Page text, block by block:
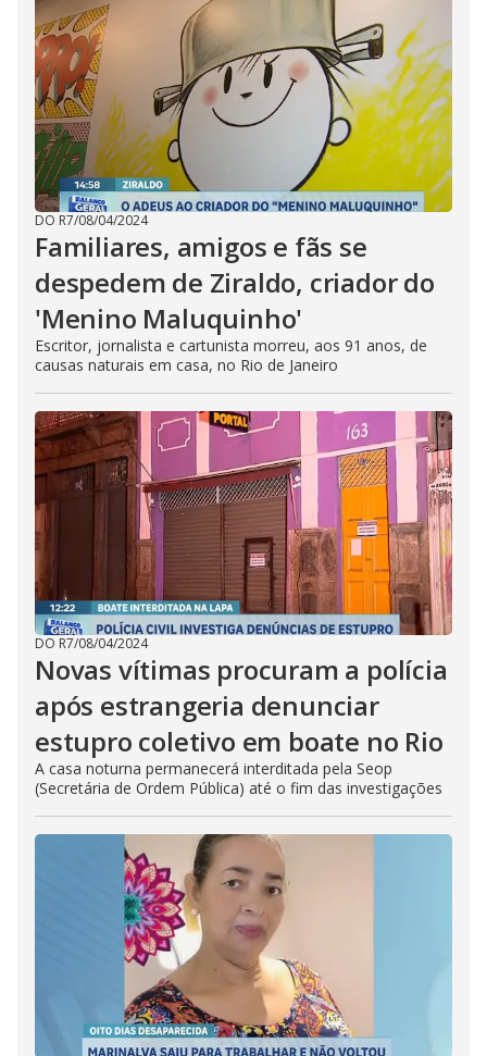
DO R7/08/04/2024
Familiares, amigos e fãs se
despedem de Ziraldo, criador do
'Menino Maluquinho'
Escritor, jornalista e cartunista morreu, aos 91 anos, de
causas naturais em casa, no Rio de Janeiro
DO R7/08/04/2024
Novas vítimas procuram a polícia
após estrangeria denunciar
estupro coletivo em boate no Rio
A casa noturna permanecerá interditada pela Seop
(Secretária de Ordem Pública) até o fim das investigações